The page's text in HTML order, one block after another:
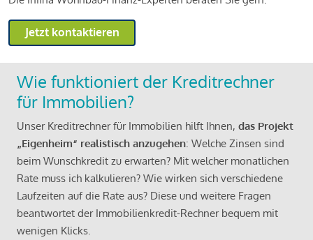
Jetzt kontaktieren
Wie funktioniert der Kreditrechner
für Immobilien?
Unser Kreditrechner für Immobilien hilft Ihnen, das Projekt
„Eigenheim“ realistisch anzugehen: Welche Zinsen sind
beim Wunschkredit zu erwarten? Mit welcher monatlichen
Rate muss ich kalkulieren? Wie wirken sich verschiedene
Laufzeiten auf die Rate aus? Diese und weitere Fragen
beantwortet der Immobilienkredit-Rechner bequem mit
wenigen Klicks.